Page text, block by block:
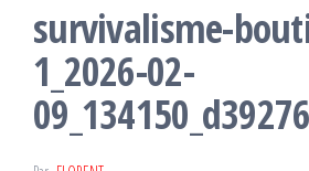
survivalisme-
1_2026-02-